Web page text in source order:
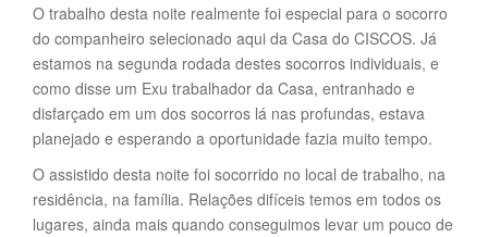
O trabalho desta noite realmente foi especial para o socorro
do companheiro selecionado aqui da Casa do CISCOS. Já
estamos na segunda rodada destes socorros individuais, e
como disse um Exu trabalhador da Casa, entranhado e
disfarçado em um dos socorros lá nas profundas, estava
planejado e esperando a oportunidade fazia muito tempo.
O assistido desta noite foi socorrido no local de trabalho, na
residência, na família. Relações difíceis temos em todos os
lugares, ainda mais quando conseguimos levar um pouco de